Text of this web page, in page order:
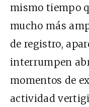
mismo tiempo
mucho más
de registro,
interrumpen
momentos de
actividad